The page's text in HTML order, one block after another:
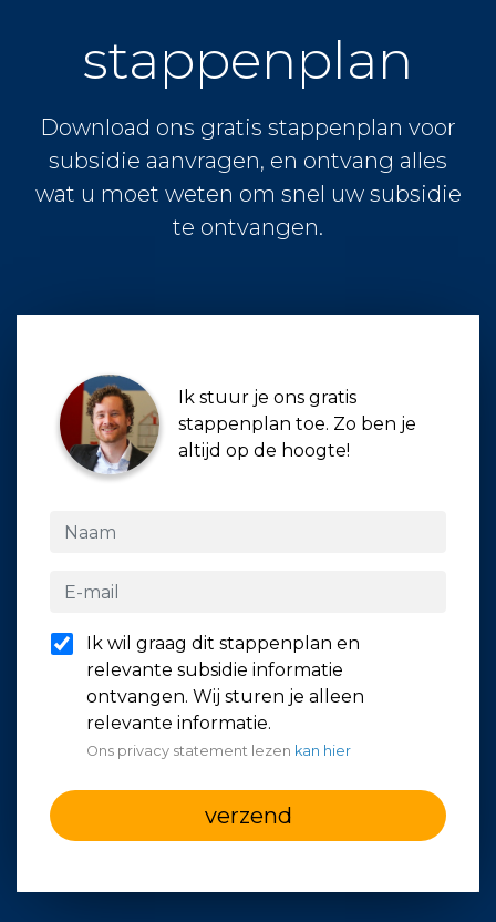
stappenplan
Download ons gratis stappenplan voor
subsidie aanvragen, en ontvang alles
wat u moet weten om snel uw subsidie
te ontvangen.
Ik stuur je ons gratis
stappenplan toe. Zo ben je
altijd op de hoogte!
Ik wil graag dit stappenplan en
relevante subsidie informatie
ontvangen. Wij sturen je alleen
relevante informatie.
Ons privacy statement lezen kan hier
verzend